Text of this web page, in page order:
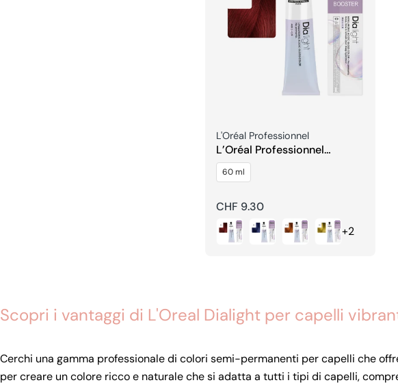
Venditore:
L'Oréal Professionnel
L’Oréal Professionnel
Dialight Booster Toner
Capelli
60 ml
Prezzo
regolare
CHF 9.30
+2
Scopri i vantaggi di L'Oreal Dialight per capelli
Cerchi una gamma professionale di colori semi-permanenti per capelli che
per creare un colore ricco e naturale che si adatta a tutti i tipi di capelli,